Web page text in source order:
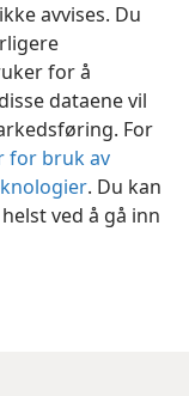
avvises. Du
for å
dataene vil
For
for bruk av
. Du kan
ved å gå inn